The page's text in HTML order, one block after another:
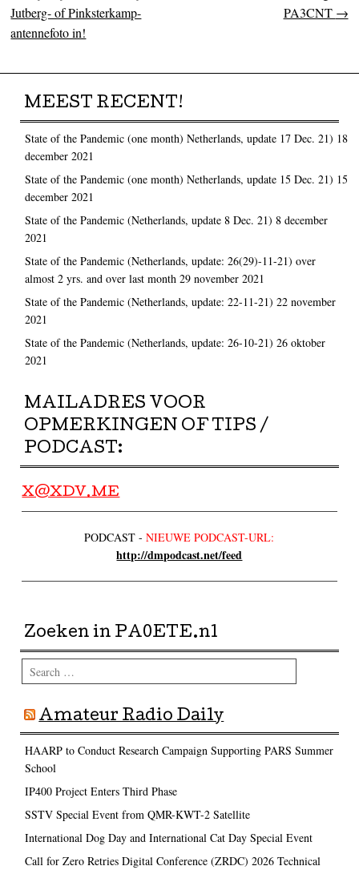
Jutberg- of Pinksterkamp-
antennefoto in!
PA3CNT →
MEEST RECENT!
State of the Pandemic (one month) Netherlands, update 17 Dec. 21) 18
december 2021
State of the Pandemic (one month) Netherlands, update 15 Dec. 21) 15
december 2021
State of the Pandemic (Netherlands, update 8 Dec. 21) 8 december
2021
State of the Pandemic (Netherlands, update: 26(29)-11-21) over
almost 2 yrs. and over last month 29 november 2021
State of the Pandemic (Netherlands, update: 22-11-21) 22 november
2021
State of the Pandemic (Netherlands, update: 26-10-21) 26 oktober
2021
MAILADRES VOOR
OPMERKINGEN OF TIPS /
PODCAST:
X@XDV.ME
PODCAST -NIEUWE PODCAST-URL:
http://dmpodcast.net/feed
Zoeken in PA0ETE.nl
Search
Amateur Radio Daily
HAARP to Conduct Research Campaign Supporting PARS Summer
School
IP400 Project Enters Third Phase
SSTV Special Event from QMR-KWT-2 Satellite
International Dog Day and International Cat Day Special Event
Call for Zero Retries Digital Conference (ZRDC) 2026 Technical